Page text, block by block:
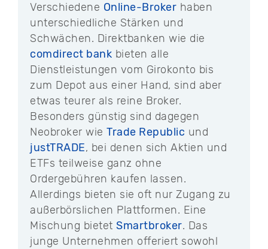
Verschiedene Online-Broker haben
unterschiedliche Stärken und
Schwächen. Direktbanken wie die
comdirect bank bieten alle
Dienstleistungen vom Girokonto bis
zum Depot aus einer Hand, sind aber
etwas teurer als reine Broker.
Besonders günstig sind dagegen
Neobroker wie Trade Republic und
justTRADE, bei denen sich Aktien und
ETFs teilweise ganz ohne
Ordergebühren kaufen lassen.
Allerdings bieten sie oft nur Zugang zu
außerbörslichen Plattformen. Eine
Mischung bietet Smartbroker. Das
junge Unternehmen offeriert sowohl